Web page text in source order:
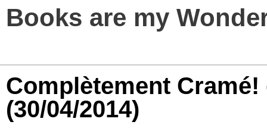
Books are my
Complètement
(30/04/2014)